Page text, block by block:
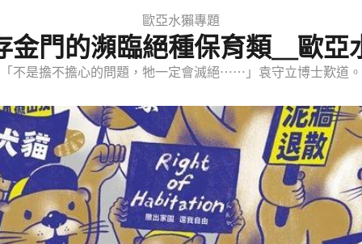
歐亞水獺專題
金門的瀕臨絕種保育類＿歐亞
「不是擔不擔心的問題，牠一定會滅絕⋯⋯」袁守立博士歎道。